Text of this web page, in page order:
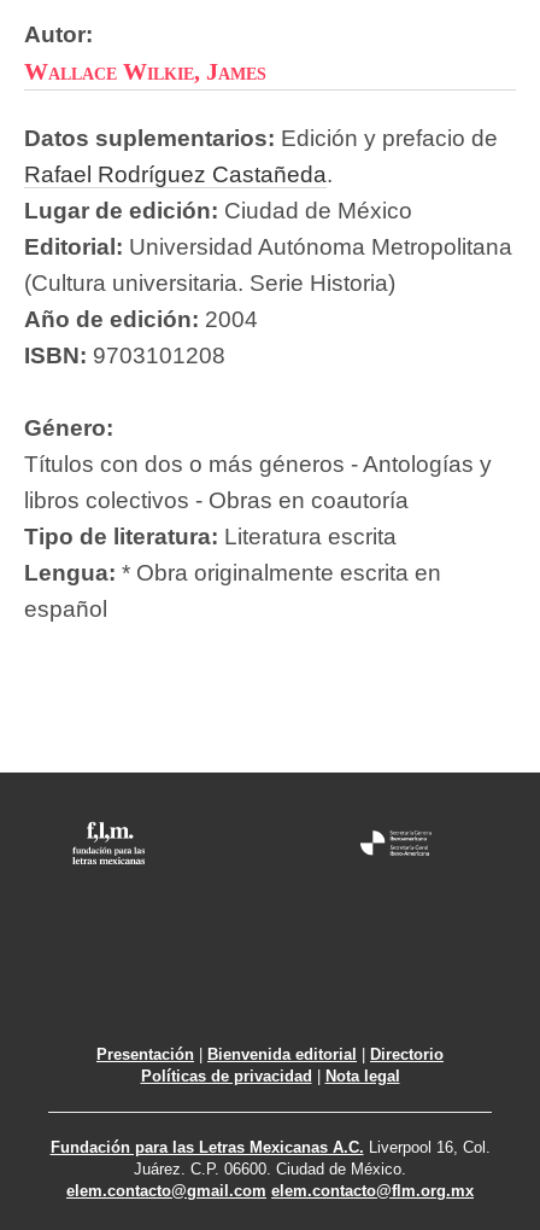
Autor:
Wallace Wilkie, James
Datos suplementarios: Edición y prefacio de
Rafael Rodríguez Castañeda.
Lugar de edición: Ciudad de México
Editorial: Universidad Autónoma Metropolitana
(Cultura universitaria. Serie Historia)
Año de edición: 2004
ISBN: 9703101208
Género:
Títulos con dos o más géneros - Antologías y
libros colectivos - Obras en coautoría
Tipo de literatura: Literatura escrita
Lengua: * Obra originalmente escrita en
español
Presentación Bienvenida editorial
Directorio
Políticas de privacidad
Nota legal
Fundación para las Letras Mexicanas A.C. Liverpool 16, Col.
Juárez. C.P. 06600. Ciudad de México.
elem.contacto@gmail.com elem.contacto@flm.org.mx